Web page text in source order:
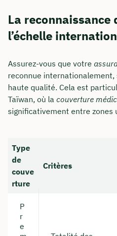
La reconnaissance
l’échelle
Assurez-vous que votre
reconnue
haute qualité. Cela est
Taïwan, où la couverture
significativement entre zones
Type
de
couve
rture
Critères
P
r
e
Nous vous conseillons du
8h à 18h
Visitez notre profil